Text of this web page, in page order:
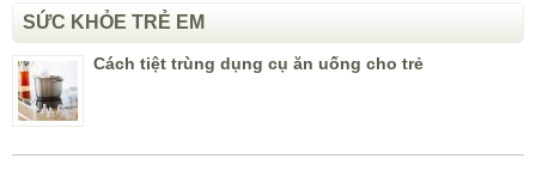
SỨC KHỎE TRẺ EM
Cách tiệt trùng dụng cụ ăn uống cho trẻ